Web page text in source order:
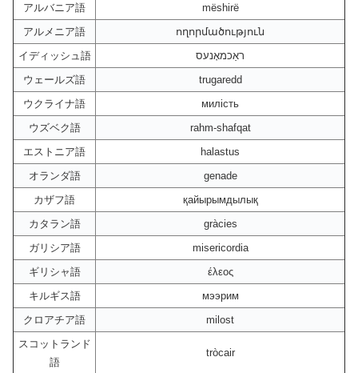
アルバニア語
mëshirë
アルメニア語
ողորմածություն
イディッシュ語
ראַכמאָנעס
ウェールズ語
trugaredd
ウクライナ語
милість
ウズベク語
rahm-shafqat
エストニア語
halastus
オランダ語
genade
カザフ語
қайырымдылық
カタラン語
gràcies
ガリシア語
misericordia
ギリシャ語
έλεος
キルギス語
мээрим
クロアチア語
milost
スコットランド
語
tròcair